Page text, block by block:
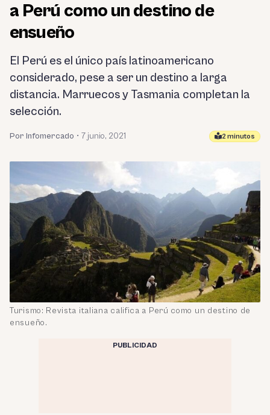
a Perú como un destino de
ensueño
El Perú es el único país latinoamericano
considerado, pese a ser un destino a larga
distancia. Marruecos y Tasmania completan la
selección.
Por Infomercado • 7 junio, 2021 2 minutos
Turismo: Revista italiana califica a Perú como un destino de
ensueño.
PUBLICIDAD